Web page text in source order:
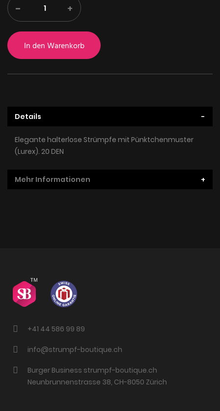
- +
In den Warenkorb
Details
Elegante halterlose Strümpfe mit Pünktchenmuster
(Lurex). 20 DEN
Mehr Informationen
+41 44 586 99 89
info@strumpf-boutique.ch
Burger Business strumpf-boutique.ch
Neunbrunnenstrasse 38, CH-8050 Zürich